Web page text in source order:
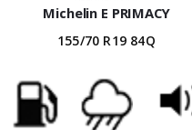
Michelin E PRIMACY
155/70 R19 84Q